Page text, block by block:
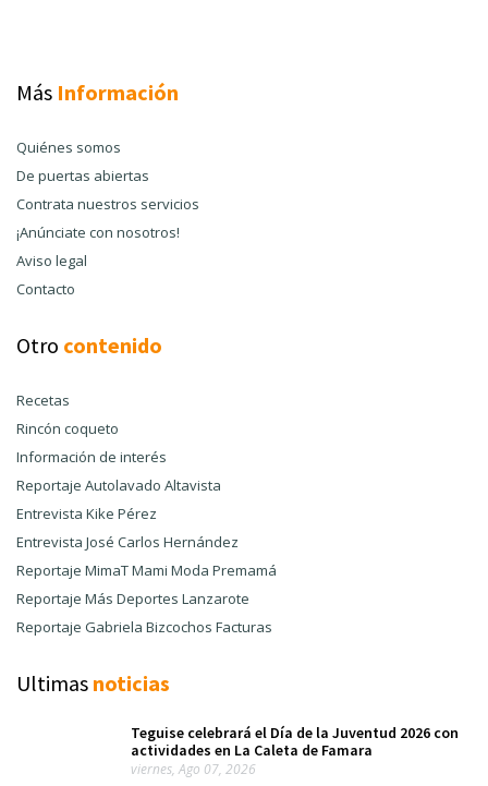
Más Información
Quiénes somos
De puertas abiertas
Contrata nuestros servicios
¡Anúnciate con nosotros!
Aviso legal
Contacto
Otro contenido
Recetas
Rincón coqueto
Información de interés
Reportaje Autolavado Altavista
Entrevista Kike Pérez
Entrevista José Carlos Hernández
Reportaje MimaT Mami Moda Premamá
Reportaje Más Deportes Lanzarote
Reportaje Gabriela Bizcochos Facturas
Ultimas noticias
Teguise celebrará el Día de la Juventud 2026 con
actividades en La Caleta de Famara
viernes, Ago 07, 2026